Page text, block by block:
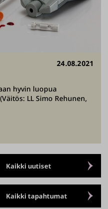
24.08.2021
hyvin luopua
LL Simo Rehunen,
Kaikki uutiset
Kaikki tapahtumat